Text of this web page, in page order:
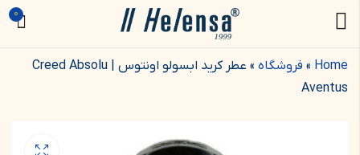
0
Home
» فروشگاه »
عطر کرید ابسولو اونتوس | Creed Absolu
Aventus
–
–